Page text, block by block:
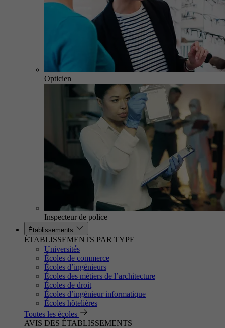
Opticien
Inspecteur de police
Établissements
ÉTABLISSEMENTS PAR TYPE
Universités
Écoles de commerce
Écoles d’ingénieurs
Écoles des métiers de l’architecture
Écoles de droit
Écoles d’ingénieur informatique
Écoles hôtelières
Toutes les écoles
AVIS DES ÉTABLISSEMENTS